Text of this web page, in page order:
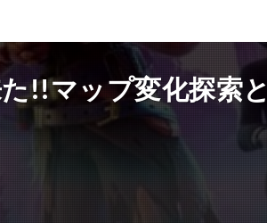
!!マップ変化探索と